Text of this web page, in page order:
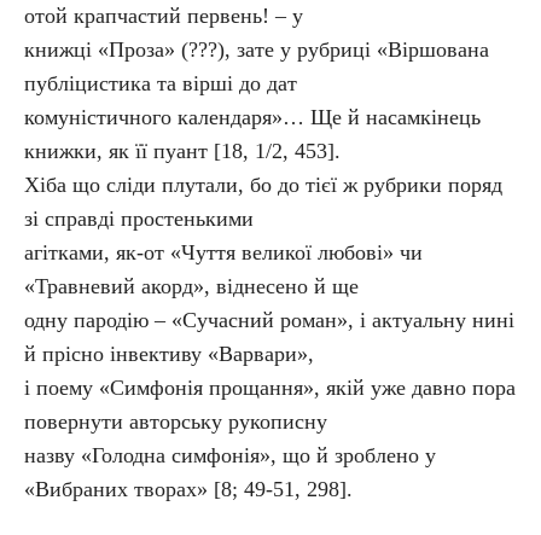
отой крапчастий первень! – у
книжці «Проза» (???), зате у рубриці «Віршована
публіцистика та вірші до дат
комуністичного календаря»… Ще й насамкінець
книжки, як її пуант [18, 1/2, 453].
Хіба що сліди плутали, бо до тієї ж рубрики поряд
зі справді простенькими
агітками, як-от «Чуття великої любові» чи
«Травневий акорд», віднесено й ще
одну пародію – «Сучасний роман», і актуальну нині
й прісно інвективу «Варвари»,
і поему «Симфонія прощання», якій уже давно пора
повернути авторську рукописну
назву «Голодна симфонія», що й зроблено у
«Вибраних творах» [8; 49-51, 298].